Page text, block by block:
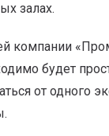
залах.
компании
будет
от одного